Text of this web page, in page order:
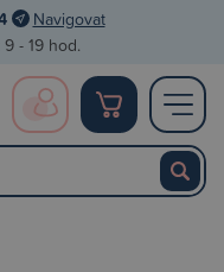
Navigovat
- 19 hod.